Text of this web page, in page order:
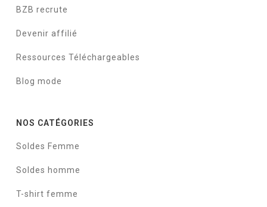
BZB recrute
Devenir affilié
Ressources Téléchargeables
Blog mode
NOS CATÉGORIES
Soldes Femme
Soldes homme
T-shirt femme